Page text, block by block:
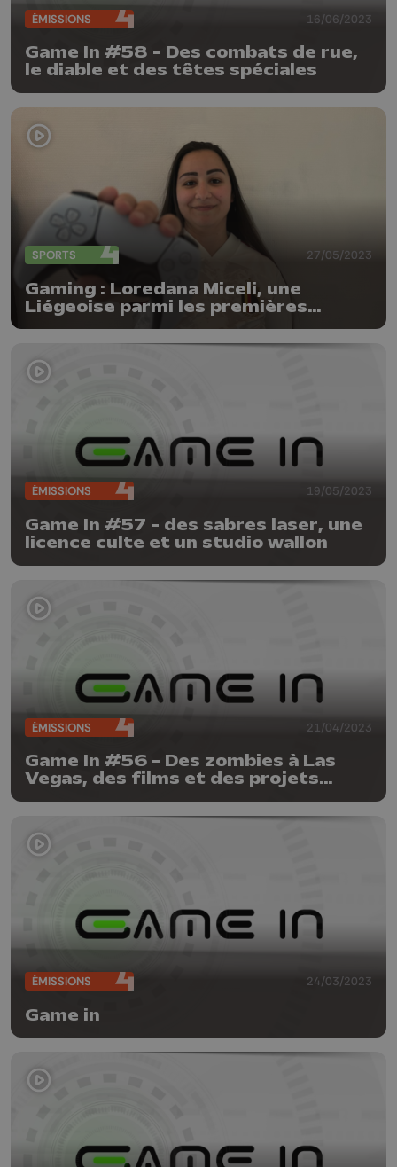
ÉMISSIONS 16/06/2023
Game In #58 - Des combats de rue,
le diable et des têtes spéciales
SPORTS 27/05/2023
Gaming : Loredana Miceli, une
Liégeoise parmi les premières
eFlames
ÉMISSIONS 19/05/2023
Game In #57 - des sabres laser, une
licence culte et un studio wallon
ÉMISSIONS 21/04/2023
Game In #56 - Des zombies à Las
Vegas, des films et des projets
ÉMISSIONS 24/03/2023
Game in